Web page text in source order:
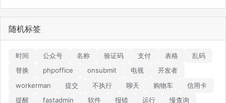
随机标签
时间 公众号 名称 验证码 支付 表格
乱码
替换
phpoffice onsubmit 电视
开发者
workerman
提交 不执行 聊天 购物车
信用卡
提醒
fastadmin 软件 报错 运行 慢查询